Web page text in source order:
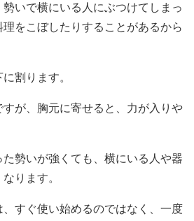
いで横にいる人にぶつけてしまっ
をこぼしたりすることがあるから
割ります。
が、胸元に寄せると、力が入りや
勢いが強くても、横にいる人や器
ります。
すぐ使い始めるのではなく、一度